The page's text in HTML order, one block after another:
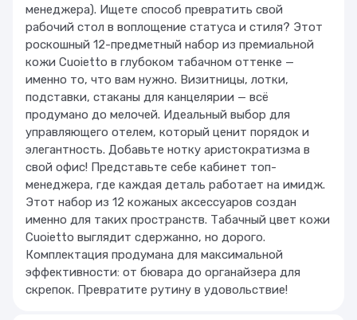
менеджера). Ищете способ превратить свой
рабочий стол в воплощение статуса и стиля? Этот
роскошный 12-предметный набор из премиальной
кожи Cuoietto в глубоком табачном оттенке —
именно то, что вам нужно. Визитницы, лотки,
подставки, стаканы для канцелярии — всё
продумано до мелочей. Идеальный выбор для
управляющего отелем, который ценит порядок и
элегантность. Добавьте нотку аристократизма в
свой офис! Представьте себе кабинет топ-
менеджера, где каждая деталь работает на имидж.
Этот набор из 12 кожаных аксессуаров создан
именно для таких пространств. Табачный цвет кожи
Cuoietto выглядит сдержанно, но дорого.
Комплектация продумана для максимальной
эффективности: от бювара до органайзера для
скрепок. Превратите рутину в удовольствие!